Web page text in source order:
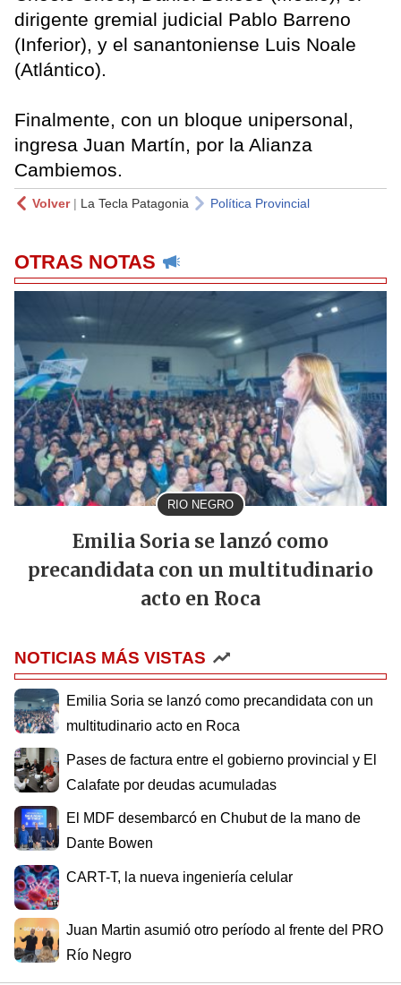
dirigente gremial judicial Pablo Barreno
(Inferior), y el sanantoniense Luis Noale
(Atlántico).
Finalmente, con un bloque unipersonal,
ingresa Juan Martín, por la Alianza
Cambiemos.
Volver| La Tecla Patagonia Política Provincial
OTRAS NOTAS
RIO NEGRO
Emilia Soria se lanzó como
precandidata con un multitudinario
acto en Roca
NOTICIAS MÁS VISTAS
Emilia Soria se lanzó como precandidata con un
multitudinario acto en Roca
Pases de factura entre el gobierno provincial y El
Calafate por deudas acumuladas
El MDF desembarcó en Chubut de la mano de
Dante Bowen
CART-T, la nueva ingeniería celular
Juan Martin asumió otro período al frente del PRO
Río Negro